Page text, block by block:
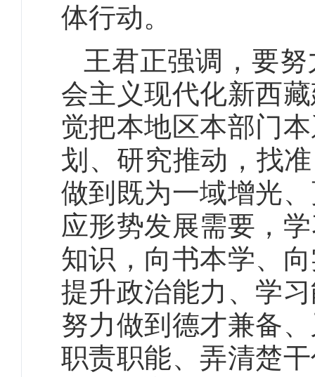
体行动。
王君正强调，要
会主义现代化新西
觉把本地区本部门
划、研究推动，找
做到既为一域增光
应形势发展需要，
知识，向书本学、
提升政治能力、学
努力做到德才兼备
职责职能、弄清楚